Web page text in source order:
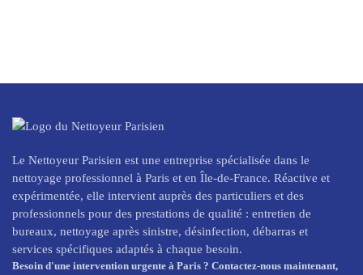
Le Nettoyeur Parisien est une entreprise spécialisée dans le
nettoyage professionnel à Paris et en Île-de-France. Réactive et
expérimentée, elle intervient auprès des particuliers et des
professionnels pour des prestations de qualité : entretien de
bureaux, nettoyage après sinistre, désinfection, débarras et
services spécifiques adaptés à chaque besoin.
Besoin d'une intervention urgente à Paris ? Contactez-nous maintenant,